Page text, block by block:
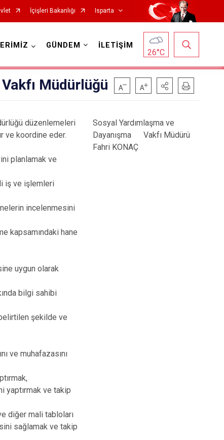
İçişleri Bakanlığı Isparta
Uluborlu
Yenişarbademli
GÜNDEM İLETİŞİM
26°C
Müdürlüğü
düzenlemeleri
ve koordine eder.
planlamak ve
iş ve işlemleri
incelenmesini
kapsamındaki hane
uygun olarak
bilgi sahibi
şekilde ve
ve muhafazasını
yaptırmak ve takip
diğer mali tabloları
sağlamak ve takip
Sosyal Yardımlaşma ve
Dayanışma Vakfı Müdürü
Fahri KONAÇ